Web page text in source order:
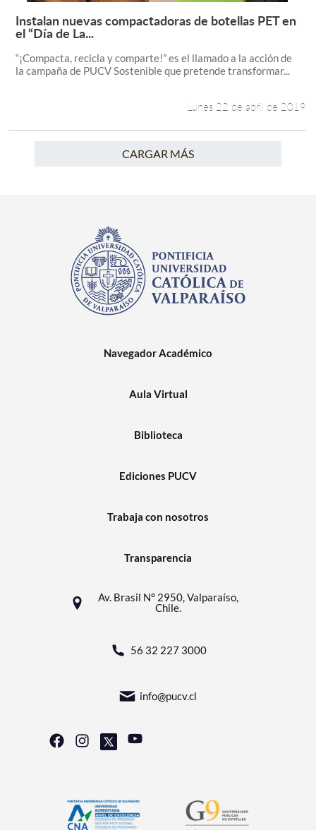
Leer más +
Instalan nuevas compactadoras de botellas PET en
el “Día de La...
“¡Compacta, recicla y comparte!” es el llamado a la acción de
la campaña de PUCV Sostenible que pretende transformar...
Lunes 22 de abril de 2019
CARGAR MÁS
Navegador Académico
Aula Virtual
Biblioteca
Ediciones PUCV
Trabaja con nosotros
Transparencia
Av. Brasil N° 2950, Valparaíso,
Chile.
56 32 227 3000
info@pucv.cl